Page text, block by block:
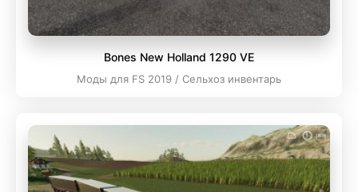
Bones New Holland 1290 VE
Моды для FS 2019 / Сельхоз инвентарь